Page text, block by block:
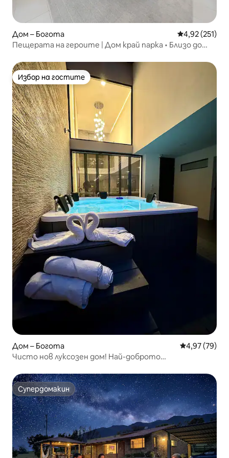
Дом – Богота Средна
4,92 (251)
Пещерата на героите | Дом край парка • Близо до
Избор на гостите
Избор на гостите
Дом – Богота Средна
4,97 (79)
Чисто нов луксозен дом! Най-доброто
Супердомакин
Супердомакин